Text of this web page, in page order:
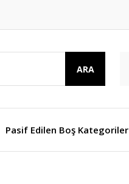
ARA
Pasif Edilen Boş Kategoriler